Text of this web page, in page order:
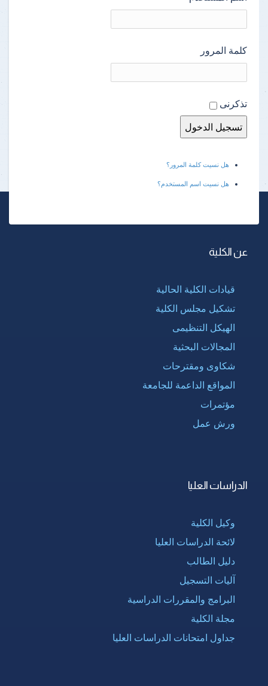
كلمة المرور
تذكرنى
هل نسيت كلمة المرور؟
هل نسيت اسم المستخدم؟
عن الكلية
قيادات الكلية الحالية
تشكيل مجلس الكلية
الهيكل التنظيمى
المجالات البحثية
شكاوى ومقترحات
المواقع الداعمة للجامعة
مؤتمرات
ورش عمل
الدراسات العليا
وكيل الكلية
لائحة الدراسات العليا
دليل الطالب
آليات التسجيل
البرامج والمقررات الدراسية
مجلة الكلية
جداول امتحانات الدراسات العليا